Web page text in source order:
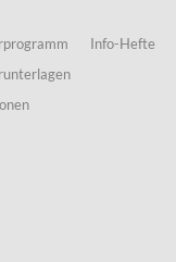
Info-Hefte